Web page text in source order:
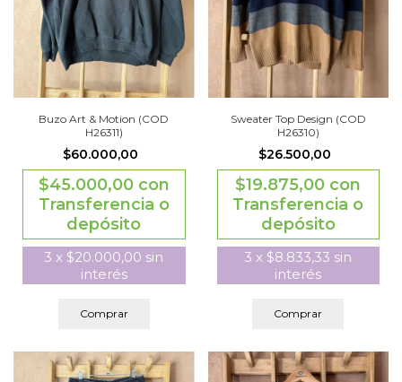
Buzo Art & Motion (COD
H26311)
$60.000,00
$45.000,00 con
Transferencia o
depósito
3 x $20.000,00 sin
interés
Comprar
Sweater Top Design (COD
H26310)
$26.500,00
$19.875,00 con
Transferencia o
depósito
3 x $8.833,33 sin
interés
Comprar